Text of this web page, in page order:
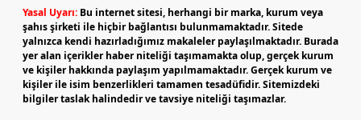
Yasal Uyarı: Bu internet sitesi, herhangi bir marka, kurum veya
şahıs şirketi ile hiçbir bağlantısı bulunmamaktadır. Sitede
yalnızca kendi hazırladığımız makaleler paylaşılmaktadır. Burada
yer alan içerikler haber niteliği taşımamakta olup, gerçek kurum
ve kişiler hakkında paylaşım yapılmamaktadır. Gerçek kurum ve
kişiler ile isim benzerlikleri tamamen tesadüfidir. Sitemizdeki
bilgiler taslak halindedir ve tavsiye niteliği taşımazlar.